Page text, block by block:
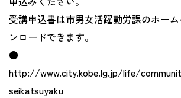
受講申込書は市男女活躍勤労課のホー
ンロードできます。
●
http://www.city.kobe.lg.jp/life/
seikatsuyaku